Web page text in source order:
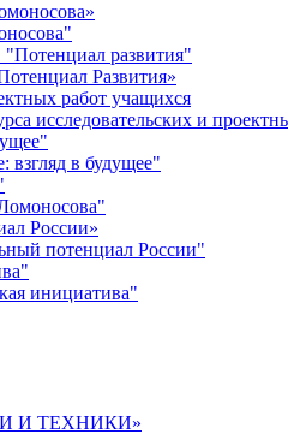
"Потенциал развития"
Развития»
работ учащихся
исследовательских и
в будущее"
России»
потенциал России"
инициатива"
И ТЕХНИКИ»